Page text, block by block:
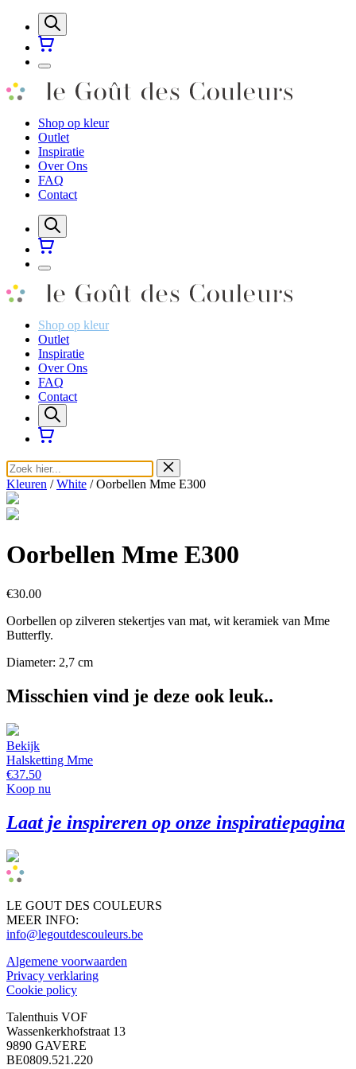
Shop op kleur
Outlet
Inspiratie
Over Ons
FAQ
Contact
Shop op kleur
Outlet
Inspiratie
Over Ons
FAQ
Contact
Kleuren /White / Oorbellen Mme E300
Oorbellen Mme E300
€30.00
Oorbellen op zilveren stekertjes van mat, wit keramiek van Mme
Butterfly.
Diameter: 2,7 cm
Misschien vind je deze ook leuk..
Bekijk
Halsketting Mme
€37.50
Koop nu
Laat je inspireren op onze inspiratiepagina
LE GOUT DES COULEURS
MEER INFO:
info@legoutdescouleurs.be
Algemene voorwaarden
Privacy verklaring
Cookie policy
Talenthuis VOF
Wassenkerkhofstraat 13
9890 GAVERE
BE0809.521.220